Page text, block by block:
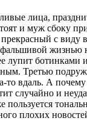
лица,
и муж сбоку
с
фальшивой
лупит
Третью
то вдаль. А
случайно и
плохих